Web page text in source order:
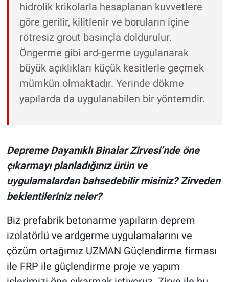
hidrolik krikolarla hesaplanan kuvvetlere
göre gerilir, kilitlenir ve boruların içine
rötresiz grout basınçla doldurulur.
Öngerme gibi ard-germe uygulanarak
büyük açıklıkları küçük kesitlerle geçmek
mümkün olmaktadır. Yerinde dökme
yapılarda da uygulanabilen bir yöntemdir.
Depreme Dayanıklı Binalar Zirvesi’nde öne
çıkarmayı planladığınız ürün ve
uygulamalardan bahsedebilir misiniz? Zirveden
beklentileriniz neler?
Biz prefabrik betonarme yapıların deprem
izolatörlü ve ardgerme uygulamalarını ve
çözüm ortağımız UZMAN Güçlendirme firması
ile FRP ile güçlendirme proje ve yapım